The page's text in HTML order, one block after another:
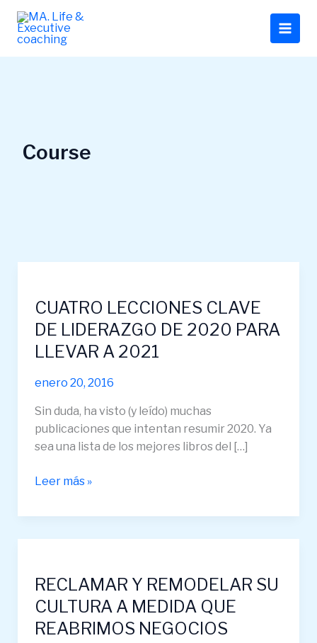
contenido
Course
CUATRO LECCIONES CLAVE
DE LIDERAZGO DE 2020 PARA
LLEVAR A 2021
enero 20, 2016
Sin duda, ha visto (y leído) muchas
publicaciones que intentan resumir 2020. Ya
sea una lista de los mejores libros del […]
CLAVE
DE
DE
LLEVAR
A
2021
Leer más »
RECLAMAR Y REMODELAR SU
CULTURA A MEDIDA QUE
REABRIMOS NEGOCIOS
REMODELAR
SU
A